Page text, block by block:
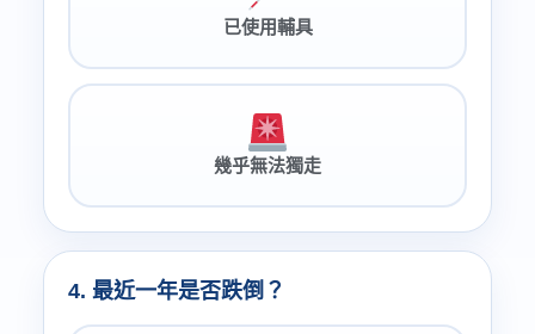
已使用輔具
幾乎無法獨走
4. 最近一年是否跌倒？